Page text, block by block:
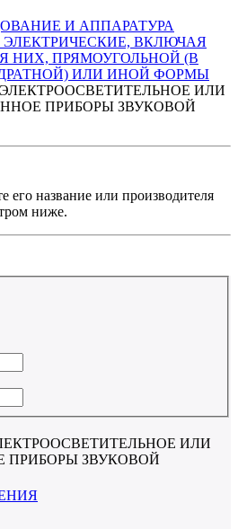
И АППАРАТУРА
ВКЛЮЧАЯ
НИХ, ПРЯМОУГОЛЬНОЙ (В
ИЛИ ИНОЙ ФОРМЫ
ИЛИ
ПРИБОРЫ ЗВУКОВОЙ
его название или производителя
ниже.
ИЛИ
ЗВУКОВОЙ